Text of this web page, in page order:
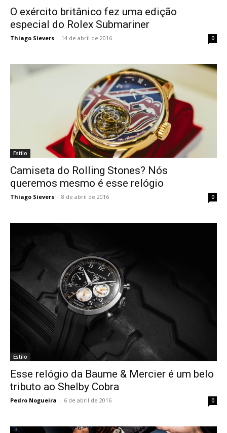
O exército britânico fez uma edição
especial do Rolex Submariner
Thiago Sievers - 14 de abril de 2016 0
Estilo
Camiseta do Rolling Stones? Nós
queremos mesmo é esse relógio
Thiago Sievers - 8 de abril de 2016 0
Estilo
Esse relógio da Baume & Mercier é um belo
tributo ao Shelby Cobra
Pedro Nogueira - 6 de abril de 2016 0